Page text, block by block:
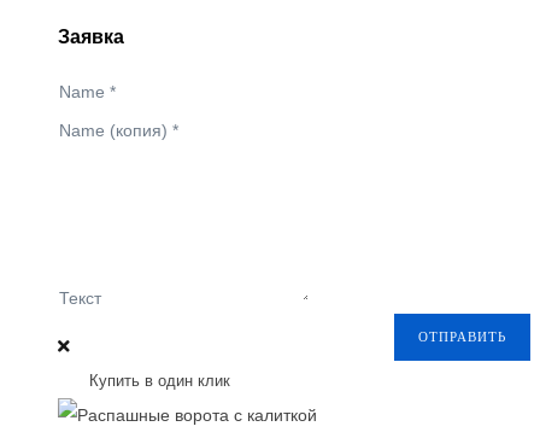
Заявка
Name *
Name (копия) *
Текст
ОТПРАВИТЬ
Купить в один клик